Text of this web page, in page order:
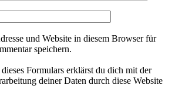
und Website in diesem Browser für
speichern.
Formulars erklärst du dich mit der
deiner Daten durch diese Website